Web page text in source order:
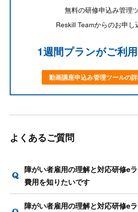
無料の研修申込み管理
Reskill Teamからのお申し
1週間プランがご利
動画講座申込み管理ツールの
よくあるご質問
障がい者雇用の理解と対応研修e
費用を知りたいです
障がい者雇用の理解と対応研修e